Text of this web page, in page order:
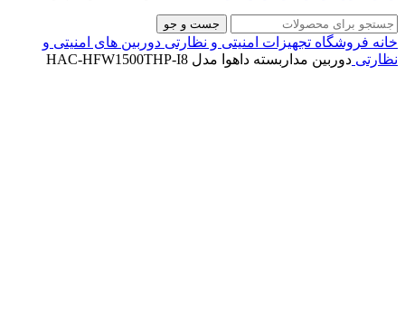
جست و جو
خانه فروشگاه تجهیزات امنیتی و نظارتی دوربین های امنیتی و
نظارتی دوربین مداربسته داهوا مدل HAC-HFW1500THP-I8